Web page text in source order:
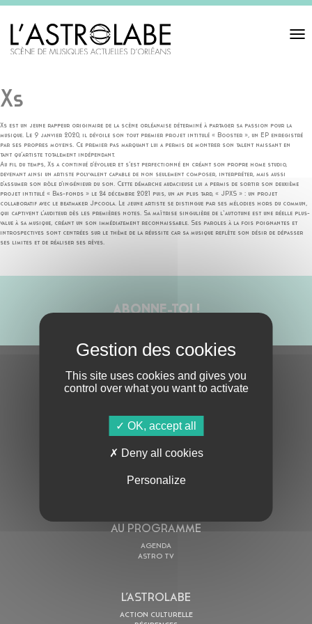
Toggle
Xs
Xs est un jeune rappeur originaire de la scène orléanaise déterminé à partager sa passion pour la
musique. Le 9 janvier 2020, il dévoile son tout premier projet intitulé « Booster », un EP enregistré
par ses propres moyens. Ce premier pas marquant lui a permis de montrer son talent naissant en
tant qu’artiste totalement indépendant.
Au fil du temps, Xs a continué d’évoluer et s’est perfectionné en créant son propre home studio,
devenant ainsi un artiste polyvalent capable de non seulement composer, interpréter, mais aussi
d’assumer son rôle d’ingénieur du son. Cette démarche audacieuse lui a permis de sortir son deuxième
projet intitulé « Bas-fonds » le 24 décembre 2021 puis, un an plus tard, « JPXS » : un projet
collaboratif avec le beatmaker Jpcoola. Le jeune artiste se distingue par ses mélodies hors du commun,
qui captivent l’auditeur dès les premières notes. Sa maîtrise singulière de l‘autotune est une réelle plus-
value à sa musique, créant un son immédiatement reconnaissable. Ses paroles à la fois poignantes et
introspectives sont centrées sur le thème de la réussite car sa musique reflète son désir de dépasser
ses limites et de réaliser ses rêves.
ABONNE-TOI !
S'ABONNER À LA NEWSLETTER
En cochant cette case, j’accepte la Politique de confidentialité
AU PROGRAMME
AGENDA
ASTRO TV
L’ASTROLABE
ACTION CULTURELLE
This site uses cookies and gives you
control over what you want to activate
OK, accept all
Deny all cookies
Personalize